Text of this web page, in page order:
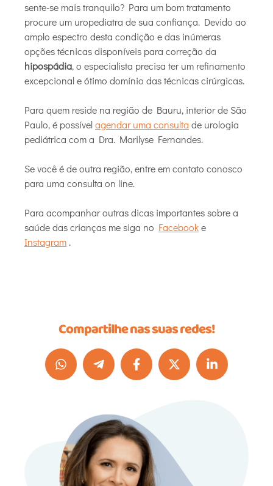
sente-se mais tranquilo? Para um bom tratamento
procure um uropediatra de sua confiança. Devido ao
amplo espectro desta condição e das inúmeras
opções técnicas disponíveis para correção da
hipospádia, o especialista precisa ter um refinamento
excepcional e ótimo domínio das técnicas cirúrgicas.
Para quem reside na região de Bauru, interior de São
Paulo, é possívelagendar uma consulta de urologia
pediátrica com a Dra. Marilyse Fernandes.
Se você é de outra região, entre em contato conosco
para uma consulta on line.
Para acompanhar outras dicas importantes sobre a
saúde das crianças me siga no Facebooke
Instagram .
Compartilhe nas suas redes!